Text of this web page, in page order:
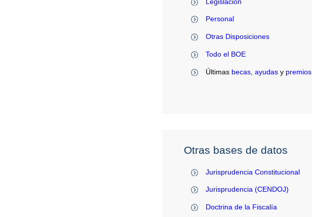
Personal
Otras Disposiciones
Todo el BOE
Últimas becas, ayudasy premios
Otras bases de datos
Jurisprudencia Constitucional
Jurisprudencia (CENDOJ)
Doctrina de la Fiscalía